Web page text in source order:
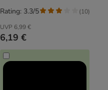
UVP 6,99 €
6,19 €
Rating: 3.3/5 (10)